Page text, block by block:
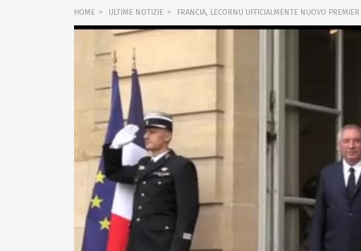
HOME ULTIME NOTIZIE FRANCIA, LECORNU UFFICIALMENTE NUOVO PREMIER